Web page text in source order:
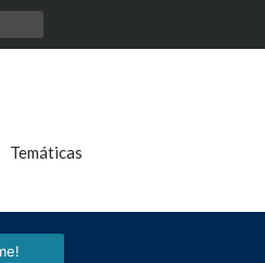
Temáticas